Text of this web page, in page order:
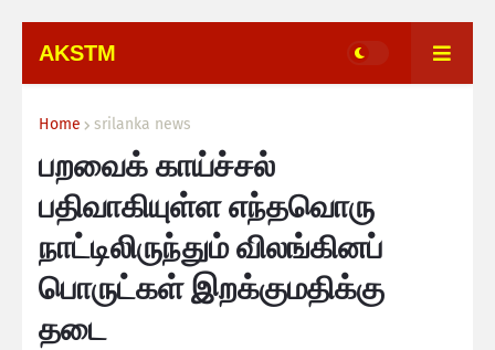
AKSTM
Home srilanka news
பறவைக் காய்ச்சல்
பதிவாகியுள்ள எந்தவொரு
நாட்டிலிருந்தும் விலங்கினப்
பொருட்கள் இறக்குமதிக்கு
தடை